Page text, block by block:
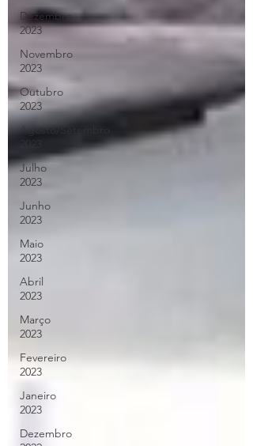
Dezembro
2023
Novembro
2023
Outubro
2023
Agosto/Setembro
2023
Julho
2023
Junho
2023
Maio
2023
Abril
2023
Março
2023
Fevereiro
2023
Janeiro
2023
Dezembro